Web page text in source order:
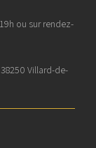
ou sur rendez-
Villard-de-